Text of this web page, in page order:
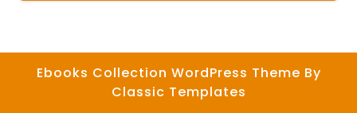
Ebooks Collection WordPress Theme By
Classic Templates